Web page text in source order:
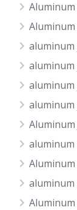
Aluminum